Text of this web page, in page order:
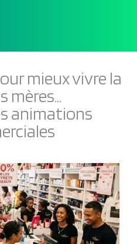
mieux vivre la
mères...
animations